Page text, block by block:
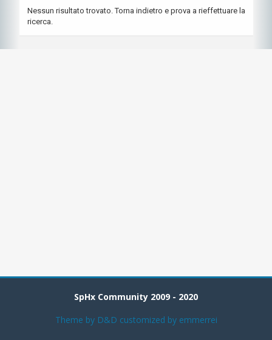
Nessun risultato trovato. Torna indietro e prova a rieffettuare la
ricerca.
SpHx Community 2009 - 2020
Theme by D&D customized by emmerrei